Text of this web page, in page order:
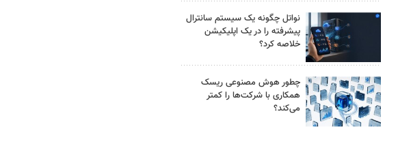
نواتل چگونه یک سیستم سانترال
پیشرفته را در یک اپلیکیشن
خلاصه کرد؟
چطور هوش مصنوعی ریسک
همکاری با شرکت‌ها را کمتر
می‌کند؟